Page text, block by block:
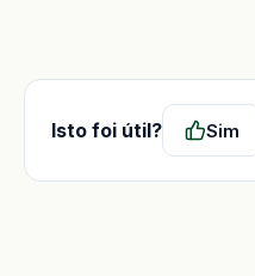
Isto foi útil? Sim